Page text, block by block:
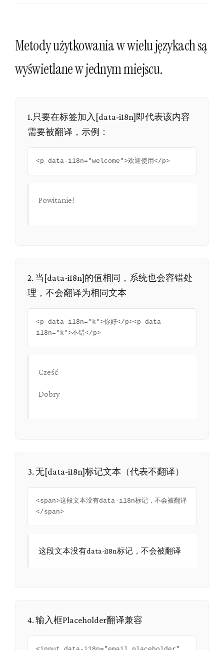
Metody użytkowania w wielu językach są
wyświetlane w jednym miejscu.
1.只要在标签加入[data-i18n]即代表该内容
需要被翻译，示例：
<p data-i18n="welcome">欢迎使用</p>
Powitanie!
2. 当[data-i18n]的值相同，系统也会容错处
理，不会翻译为相同文本
<p data-i18n="k">你好</p><p data-
i18n="k">不错</p>
Cześć
Dobry
3. 无[data-i18n]标记文本（代表不翻译）
<span>这段文本没有data-i18n标记，不会被翻译
</span>
这段文本没有data-i18n标记，不会被翻译
4. 输入框Placeholder翻译兼容